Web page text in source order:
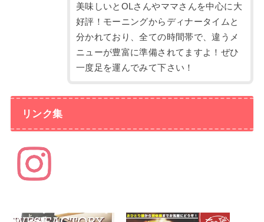
美味しいとOLさんやママさんを中心に大
好評！モーニングからディナータイムと
分かれており、全ての時間帯で、違うメ
ニューが豊富に準備されてますよ！ぜひ
一度足を運んでみて下さい！
リンク集